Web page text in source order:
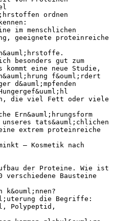
ordnen
im menschlichen
geeignete proteinreiche
besonders gut zum
kommt eine neue Studie,
f&ouml;rdert
d&auml;mpfenden
die viel Fett oder viele
Ern&auml;hrungsform
tats&auml;chlichen
extrem proteinreiche
– Kosmetik nach
der Proteine. Wie ist
verschiedene Bausteine
die Begriffe:
Polypeptid,